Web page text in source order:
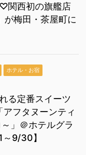
関西初の旗艦店
が梅田・茶屋町に
ホテル・お宿
る定番スイーツ
フタヌーンティ
」＠ホテルグラ
9/30】